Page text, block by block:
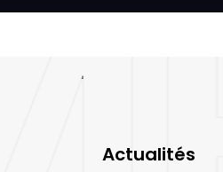
Actualités